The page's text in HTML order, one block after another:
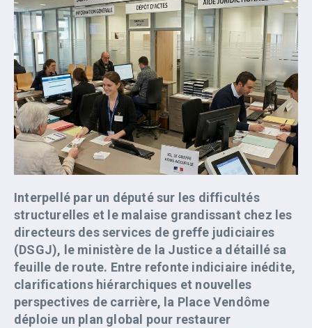
Interpellé par un député sur les difficultés
structurelles et le malaise grandissant chez les
directeurs des services de greffe judiciaires
(DSGJ), le ministère de la Justice a détaillé sa
feuille de route. Entre refonte indiciaire inédite,
clarifications hiérarchiques et nouvelles
perspectives de carrière, la Place Vendôme
déploie un plan global pour restaurer